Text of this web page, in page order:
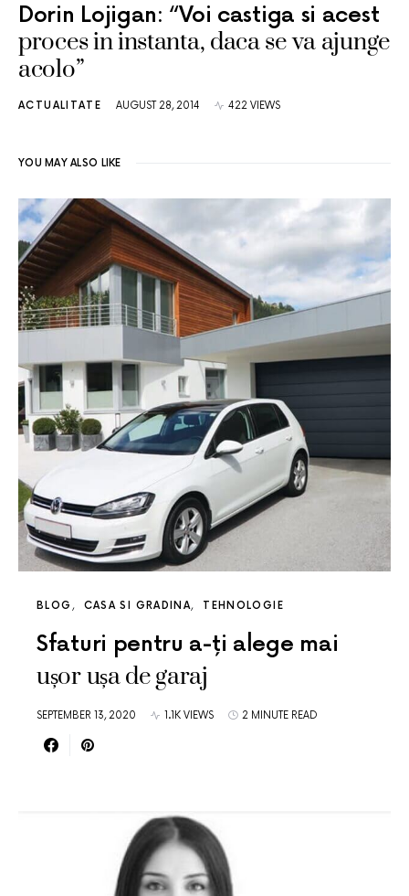
Dorin Lojigan: “Voi castiga si acest
proces in instanta, daca se va ajunge
acolo”
ACTUALITATE AUGUST 28, 2014 422 VIEWS
YOU MAY ALSO LIKE
BLOG CASA SI GRADINA TEHNOLOGIE
Sfaturi pentru a-ți alege mai
ușor ușa de garaj
SEPTEMBER 13, 2020 1.1K VIEWS 2 MINUTE READ